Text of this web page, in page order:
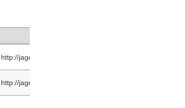
http://jage-h.sakura.ne.jp
http://jage-h.sakura.ne.jp